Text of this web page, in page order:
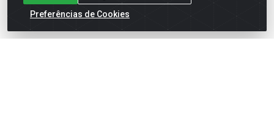
Preferências de Cookies